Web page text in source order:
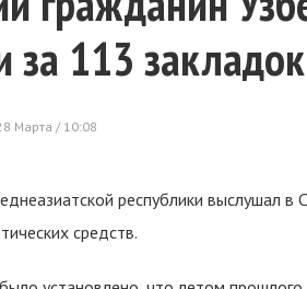
за 113
Марта / 10:08
республики выслушал в
средств.